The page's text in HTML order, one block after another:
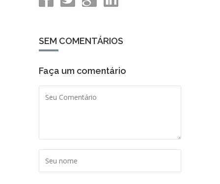
SEM COMENTÁRIOS
Faça um comentário